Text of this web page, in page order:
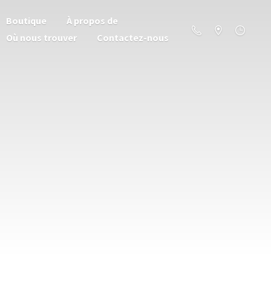
Boutique
À propos de
Où nous trouver
Contactez-nous